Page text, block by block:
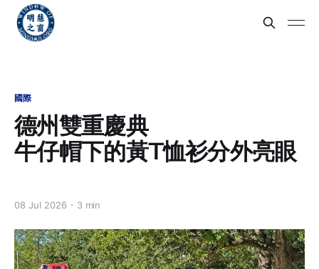
國際
德州雙重慶典
牛仔帽下的黃T恤衫分外亮眼
08 Jul 2026 3 min